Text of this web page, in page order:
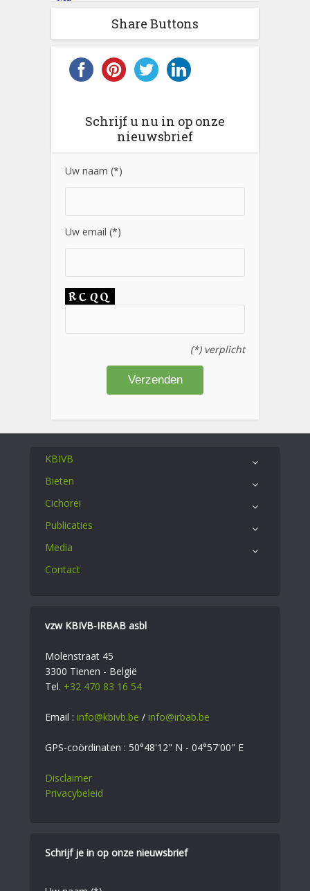
Share Buttons
Schrijf u nu in op onze
nieuwsbrief
Uw naam (*)
Uw email (*)
(*) verplicht
KBIVB
Bieten
Cichorei
Publicaties
Media
Contact
vzw KBIVB-IRBAB asbl
Molenstraat 45
3300 Tienen - België
Tel. +32 470 83 16 54
Email : info@kbivb.be / info@irbab.be
GPS-coördinaten : 50°48'12" N - 04°57'00" E
Disclaimer
Privacybeleid
Schrijf je in op onze nieuwsbrief